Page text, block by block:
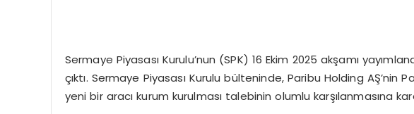
Sermaye Piyasası Kurulu’nun (SPK) 16 Ekim 2025 akşamı
çıktı. Sermaye Piyasası Kurulu bülteninde, Paribu Holding AŞ’nin
yeni bir aracı kurum kurulması talebinin olumlu karşılanmasına